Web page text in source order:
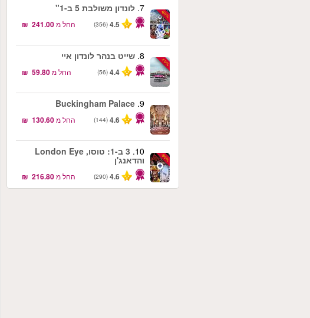
-60%
7. לונדון משולבת 5 ב-1"
4.5
(356) החל מ‏241.00 ‏ ₪
-10%
8. שייט בנהר לונדון איי
4.4
(56) החל מ‏59.80 ‏ ₪
9.
Buckingham Palace
4.6
(144) החל מ‏130.60 ‏ ₪
-30%
10. 3 ב-1: טוסו, London Eye
והדאנג'ן
4.6
(290) החל מ‏216.80 ‏ ₪